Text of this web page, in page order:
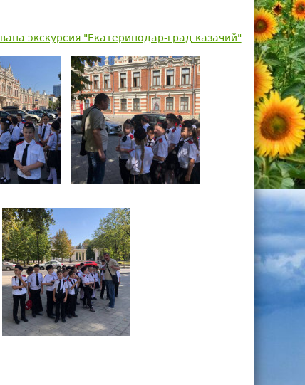
экскурсия "Екатеринодар-град казачий"
п
о
и
с
к
а